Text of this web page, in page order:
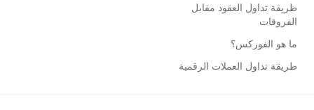
طريقة تداول العقود مقابل
الفروقات
ما هو الفوركس؟
طريقة تداول العملات الرقمية